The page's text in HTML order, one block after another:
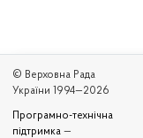
© Верховна Рада
України 1994—2026
Програмно-технічна
підтримка —